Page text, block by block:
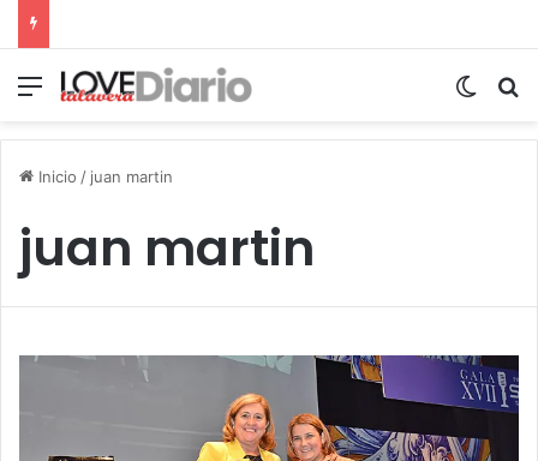
Menú
Inicio / juan martin
juan martin